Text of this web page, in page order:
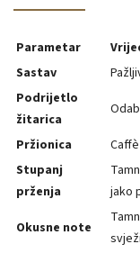
Parametar
Sastav
Podrijetlo
žitarica
Pržionica
Stupanj
prženja
jako
Okusne note